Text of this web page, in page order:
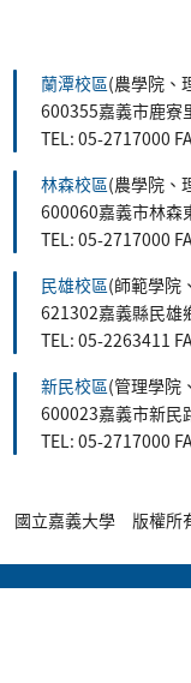
蘭潭校區(農學院、
600355嘉義市鹿寮
TEL: 05-2717000
林森校區(農學院、
600060嘉義市林森
TEL: 05-2717000
民雄校區(師範學院
621302嘉義縣民雄
TEL: 05-2263411
新民校區(管理學院
600023嘉義市新民
TEL: 05-2717000
國立嘉義大學 版權所